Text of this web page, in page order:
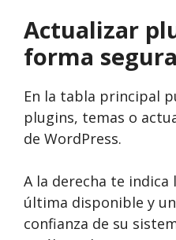
Actualizar
forma segura
En la tabla principal
plugins, temas o
de WordPress.
A la derecha te indica
última disponible y
confianza de su